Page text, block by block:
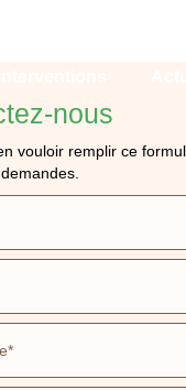
nous
vouloir remplir ce